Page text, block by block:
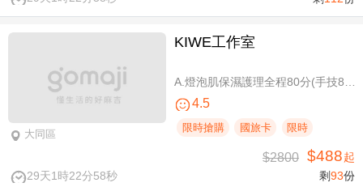
大同區
KIWE工作室
4.5
限時搶購 國旅卡 限時
29天1時22分58秒
$2800 $488起
剩93份